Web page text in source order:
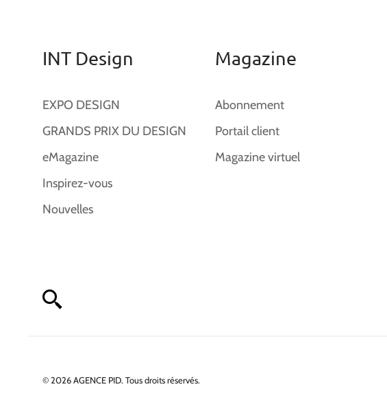
INT Design
EXPO DESIGN
GRANDS PRIX DU DESIGN
eMagazine
Inspirez-vous
Nouvelles
Magazine
Abonnement
Portail client
Magazine virtuel
© 2026 AGENCE PID. Tous droits réservés.